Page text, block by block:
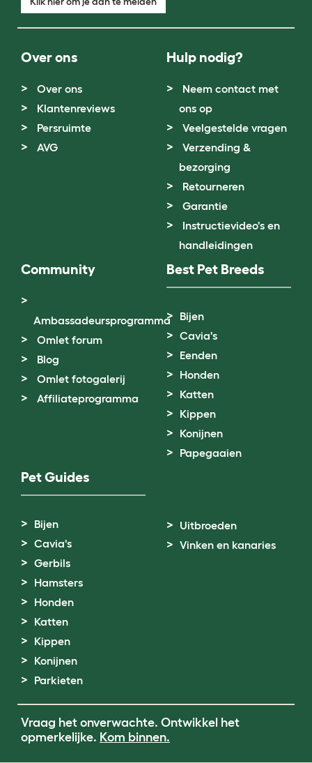
Over ons
Over ons
Klantenreviews
Persruimte
AVG
Hulp nodig?
Neem contact met
ons op
Veelgestelde vragen
Verzending &
bezorging
Retourneren
Garantie
Instructievideo's en
handleidingen
Community
Ambassadeursprogramma
Omlet forum
Blog
Omlet fotogalerij
Affiliateprogramma
Best Pet Breeds
Bijen
Cavia's
Eenden
Honden
Katten
Kippen
Konijnen
Papegaaien
Pet Guides
Bijen
Cavia's
Gerbils
Hamsters
Honden
Katten
Kippen
Konijnen
Parkieten
Uitbroeden
Vinken en kanaries
Vraag het onverwachte. Ontwikkel het
opmerkelijke. Kom binnen.